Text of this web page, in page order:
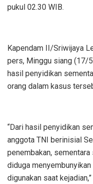
pukul 02.30 WIB.
Kapendam II/Sriwijaya
pers, Minggu siang (17/
hasil penyidikan
orang dalam kasus
“Dari hasil penyidikan
anggota TNI berinisial
penembakan,
diduga
digunakan saat kejadian,”